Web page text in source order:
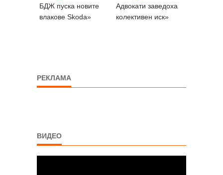
БДЖ пуска новите
влакове Skoda»
Адвокати заведоха
колективен иск»
РЕКЛАМА
ВИДЕО